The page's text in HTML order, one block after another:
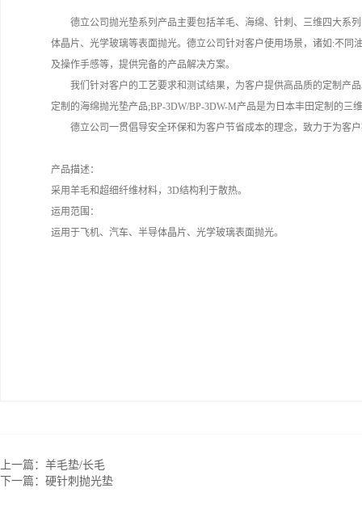
德立公司抛光垫系列产品主要包括羊毛、海绵、针刺、三维四大系
体晶片、光学玻璃等表面抛光。德立公司针对客户使用场景，诸如:不同
及操作手感等，提供完备的产品解决方案。
我们针对客户的工艺要求和测试结果，为客户提供高品质的定制产
定制的海绵抛光垫产品;BP-3DW/BP-3DW-M产品是为日本丰田定制的三
德立公司一贯倡导安全环保和为客户节省成本的理念，致力于为客
产品描述：
采用羊毛和超细纤维材料，3D结构利于散热。
运用范围：
运用于飞机、汽车、半导体晶片、光学玻璃表面抛光。
上一篇： 羊毛垫/长毛
下一篇： 硬针刺抛光垫